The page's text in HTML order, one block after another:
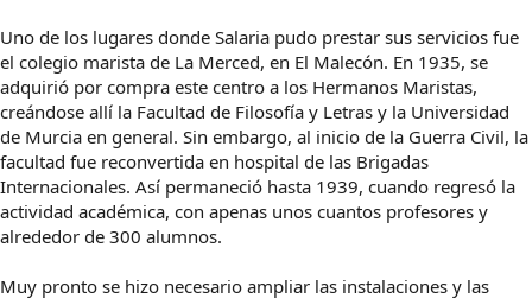
Uno de los lugares donde Salaria pudo prestar sus servicios fue
el colegio marista de La Merced, en El Malecón. En 1935, se
adquirió por compra este centro a los Hermanos Maristas,
creándose allí la Facultad de Filosofía y Letras y la Universidad
de Murcia en general. Sin embargo, al inicio de la Guerra Civil, la
facultad fue reconvertida en hospital de las Brigadas
Internacionales. Así permaneció hasta 1939, cuando regresó la
actividad académica, con apenas unos cuantos profesores y
alrededor de 300 alumnos.
Muy pronto se hizo necesario ampliar las instalaciones y las